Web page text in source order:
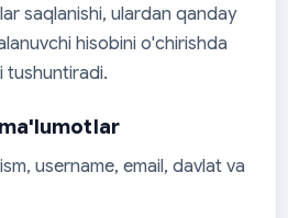
saqlanishi, ulardan qanday
hisobini o'chirishda
tushuntiradi.
username, email, davlat va